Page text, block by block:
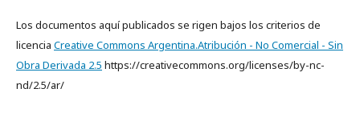
Los documentos aquí publicados se rigen bajos los criterios de
licencia Creative Commons Argentina.Atribución - No Comercial - Sin
Obra Derivada 2.5 https://creativecommons.org/licenses/by-nc-
nd/2.5/ar/